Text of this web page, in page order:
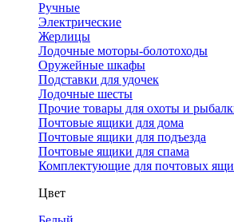
Ручные
Электрические
Жерлицы
Лодочные моторы-болотоходы
Оружейные шкафы
Подставки для удочек
Лодочные шесты
Прочие товары для охоты и
Почтовые ящики для дома
Почтовые ящики для подъезда
Почтовые ящики для спама
Комплектующие для почтовых
Цвет